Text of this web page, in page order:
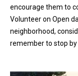
encourage them to
Volunteer on Open
neighborhood,
remember to stop